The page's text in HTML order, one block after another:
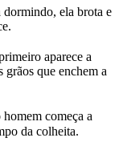
dormindo, ela brota e
aparece a
grãos que enchem a
começa a
da colheita.